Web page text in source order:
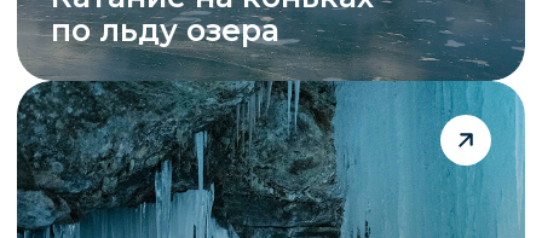
Пешие прогулки
по побережью